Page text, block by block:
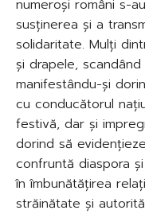
numeroși români s-
susținerea și a
solidaritate. Mulți
și drapele,
manifestându-și
cu conducătorul
festivă, dar și
dorind să
confruntă diaspora
în îmbunătățirea
străinătate și